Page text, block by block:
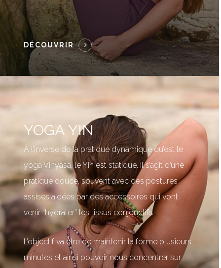
DÉCOUVRIR
YOGA YIN
À l’inverse de la pratique dynamique qu’est le
yoga Vinyasa, le Yin est statique. Il s’agit d’une
pratique douce, souvent avec des postures
assises aidées par des accessoires qui vont
venir “hydrater” les tissus conjonctifs.
L’objectif va être de maintenir la forme plusieurs
minutes et ainsi pouvoir nous concentrer sur